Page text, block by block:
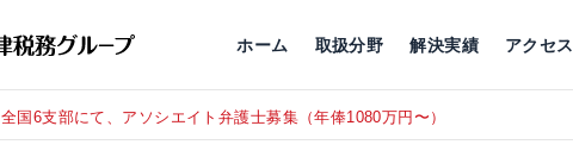
ホーム 取扱分野 解決実績 アクセス
全国6支部にて、アソシエイト弁護士募集（年俸1080万円〜）